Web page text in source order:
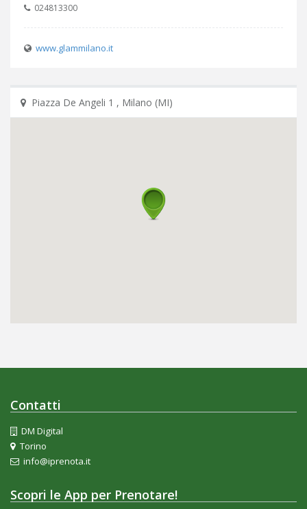
www.glammilano.it
Piazza De Angeli 1 , Milano (MI)
Contatti
DM Digital
Torino
info@iprenota.it
Scopri le App per Prenotare!